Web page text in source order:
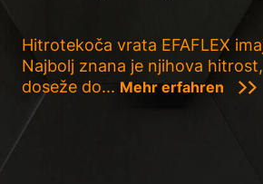
Hitrotekoča vrata EFAFLEX
Najbolj znana je njihova
doseže do... Mehr erfahren